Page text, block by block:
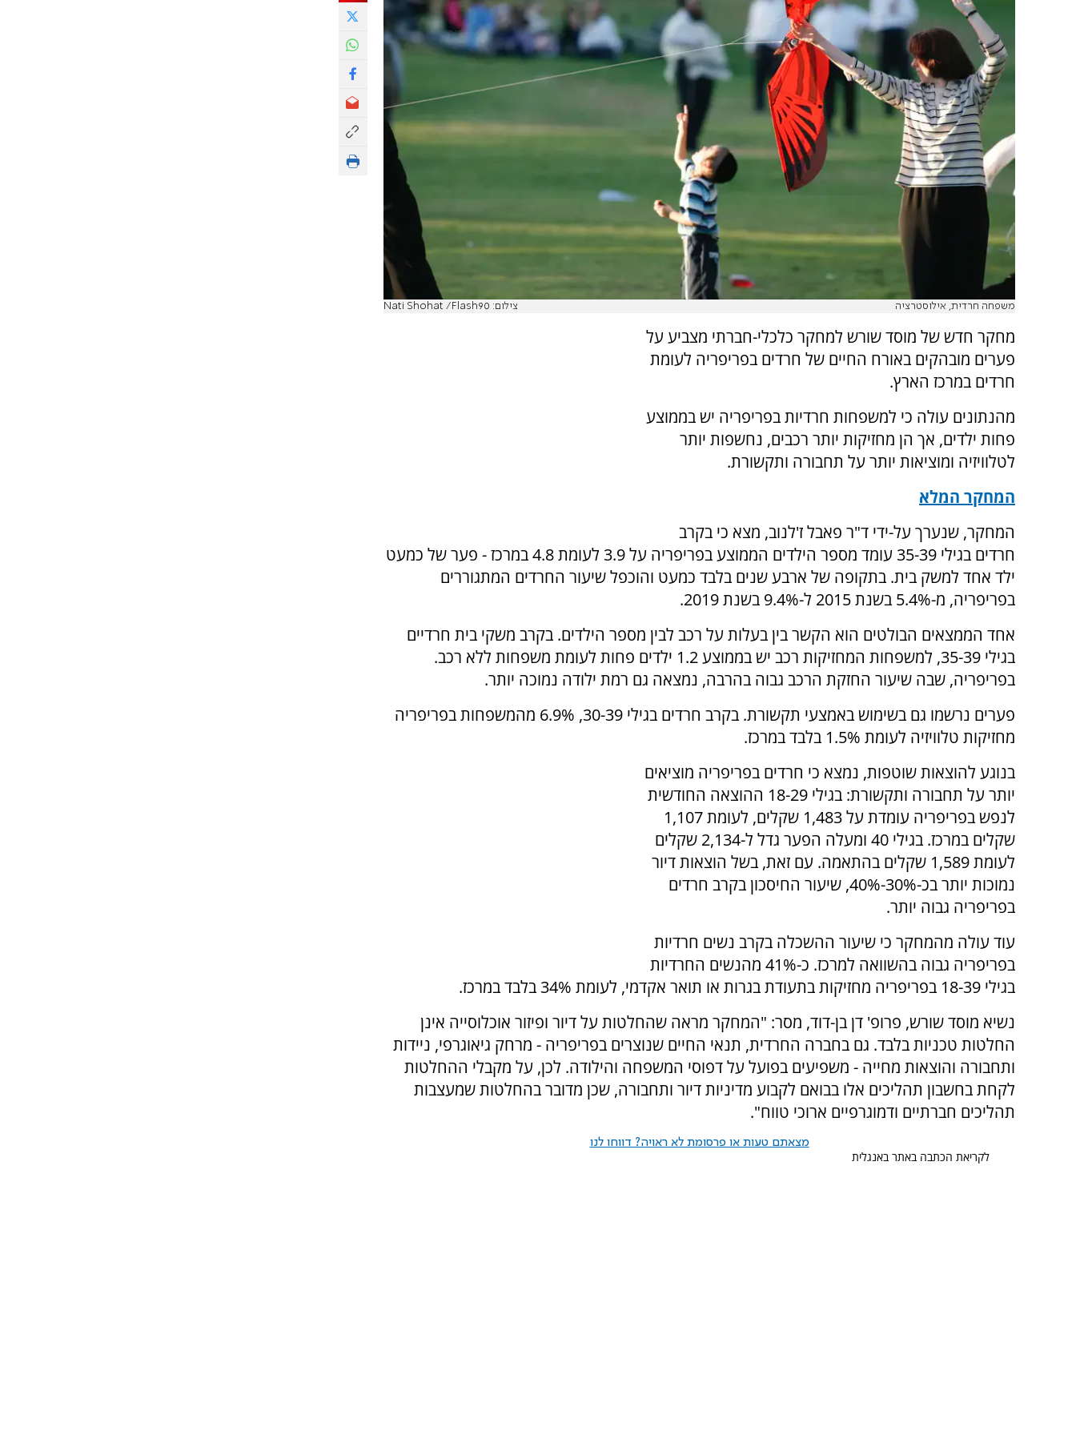
משפחה חרדית, אילוסטרציה צילום: Nati Shohat /Flash90
מחקר חדש של מוסד שורש למחקר כלכלי-חברתי מצביע על
פערים מובהקים באורח החיים של חרדים בפריפריה לעומת
חרדים במרכז הארץ.
מהנתונים עולה כי למשפחות חרדיות בפריפריה יש בממוצע
פחות ילדים, אך הן מחזיקות יותר רכבים, נחשפות יותר
לטלוויזיה ומוציאות יותר על תחבורה ותקשורת.
המחקר המלא
המחקר, שנערך על-ידי ד"ר פאבל ז'לנוב, מצא כי בקרב
חרדים בגילי 35-39 עומד מספר הילדים הממוצע בפריפריה על 3.9 לעומת 4.8 במרכז - פער של כמעט
ילד אחד למשק בית. בתקופה של ארבע שנים בלבד כמעט והוכפל שיעור החרדים המתגוררים
בפריפריה, מ-5.4% בשנת 2015 ל-9.4% בשנת 2019.
אחד הממצאים הבולטים הוא הקשר בין בעלות על רכב לבין מספר הילדים. בקרב משקי בית חרדיים
בגילי 35-39, למשפחות המחזיקות רכב יש בממוצע 1.2 ילדים פחות לעומת משפחות ללא רכב.
בפריפריה, שבה שיעור החזקת הרכב גבוה בהרבה, נמצאה גם רמת ילודה נמוכה יותר.
פערים נרשמו גם בשימוש באמצעי תקשורת. בקרב חרדים בגילי 30-39, 6.9% מהמשפחות בפריפריה
מחזיקות טלוויזיה לעומת 1.5% בלבד במרכז.
בנוגע להוצאות שוטפות, נמצא כי חרדים בפריפריה מוציאים
יותר על תחבורה ותקשורת: בגילי 18-29 ההוצאה החודשית
לנפש בפריפריה עומדת על 1,483 שקלים, לעומת 1,107
שקלים במרכז. בגילי 40 ומעלה הפער גדל ל-2,134 שקלים
לעומת 1,589 שקלים בהתאמה. עם זאת, בשל הוצאות דיור
נמוכות יותר בכ-30%-40%, שיעור החיסכון בקרב חרדים
בפריפריה גבוה יותר.
עוד עולה מהמחקר כי שיעור ההשכלה בקרב נשים חרדיות
בפריפריה גבוה בהשוואה למרכז. כ-41% מהנשים החרדיות
בגילי 18-39 בפריפריה מחזיקות בתעודת בגרות או תואר אקדמי, לעומת 34% בלבד במרכז.
נשיא מוסד שורש, פרופ' דן בן-דוד, מסר: "המחקר מראה שהחלטות על דיור ופיזור אוכלוסייה אינן
החלטות טכניות בלבד. גם בחברה החרדית, תנאי החיים שנוצרים בפריפריה - מרחק גיאוגרפי, ניידות
ותחבורה והוצאות מחייה - משפיעים בפועל על דפוסי המשפחה והילודה. לכן, על מקבלי ההחלטות
לקחת בחשבון תהליכים אלו בבואם לקבוע מדיניות דיור ותחבורה, שכן מדובר בהחלטות שמעצבות
תהליכים חברתיים ודמוגרפיים ארוכי טווח".
מצאתם טעות או פרסומת לא ראויה? דווחו לנו
לקריאת הכתבה באתר באנגלית